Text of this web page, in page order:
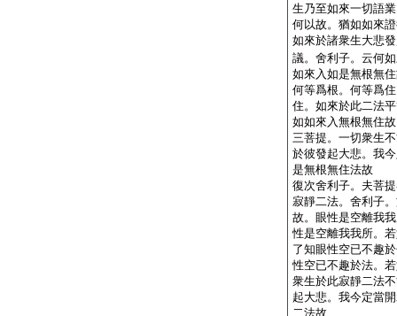
生乃至如來一切語
何以故。猶如如來
如來於諸衆生大悲
議。舍利子。云何
如來入如是無根無
何等爲根。何等爲
住。如來於此二法
如如來入無根無住
三菩提。一切衆生
於彼發起大悲。我
是無根無住法故
復次舍利子。夫菩
寂靜二法。舍利子
故。眼性是空離我
性是空離我我所。
了知眼性空已不趣
性空已不趣於法。
衆生於此寂靜二法
起大悲。我今定當
二法故